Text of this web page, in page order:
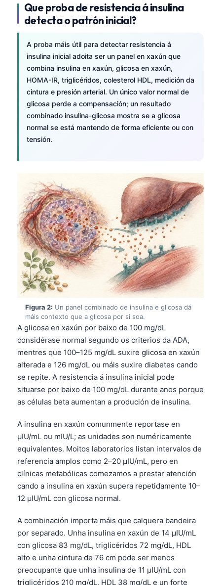
Que proba de resistencia á insulina
detecta o patrón inicial?
A proba máis útil para detectar resistencia á
insulina inicial adoita ser un panel en xaxún que
combina insulina en xaxún, glicosa en xaxún,
HOMA-IR, triglicéridos, colesterol HDL, medición da
cintura e presión arterial. Un único valor normal de
glicosa perde a compensación; un resultado
combinado insulina-glicosa mostra se a glicosa
normal se está mantendo de forma eficiente ou con
tensión.
Figura 2: Un panel combinado de insulina e glicosa dá
máis contexto que a glicosa por si soa.
A glicosa en xaxún por baixo de 100 mg/dL
considérase normal segundo os criterios da ADA,
mentres que 100–125 mg/dL suxire glicosa en xaxún
alterada e 126 mg/dL ou máis suxire diabetes cando
se repite. A resistencia á insulina inicial pode
situarse por baixo de 100 mg/dL durante anos porque
as células beta aumentan a produción de insulina.
A insulina en xaxún comunmente reportase en
µIU/mL ou mIU/L; as unidades son numéricamente
equivalentes. Moitos laboratorios listan intervalos de
referencia amplos como 2–20 µIU/mL, pero en
clínicas metabólicas comezamos a prestar atención
cando a insulina en xaxún supera repetidamente 10–
12 µIU/mL con glicosa normal.
A combinación importa máis que calquera bandeira
por separado. Unha insulina en xaxún de 14 µIU/mL
con glicosa 83 mg/dL, triglicéridos 72 mg/dL, HDL
alto e unha cintura de 76 cm pode ser menos
preocupante que unha insulina de 11 µIU/mL con
triglicéridos 210 mg/dL, HDL 38 mg/dL e un forte